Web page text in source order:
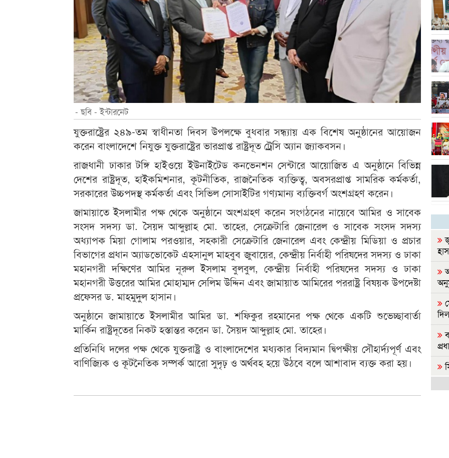
- ছবি - ইন্টারনেট
যুক্তরাষ্ট্রের ২৪৯-তম স্বাধীনতা দিবস উপলক্ষে বুধবার সন্ধ্যায় এক বিশেষ অনুষ্ঠানের আয়োজন
করেন বাংলাদেশে নিযুক্ত যুক্তরাষ্ট্রের ভারপ্রাপ্ত রাষ্ট্রদূত ট্রেসি অ্যান জ্যাকবসন।
রাজধানী ঢাকার টঙ্গি হাইওয়ে ইউনাইটেড কনভেনশন সেন্টারে আয়োজিত এ অনুষ্ঠানে বিভিন্ন
দেশের রাষ্ট্রদূত, হাইকমিশনার, কূটনীতিক, রাজনৈতিক ব্যক্তিত্ব, অবসরপ্রাপ্ত সামরিক কর্মকর্তা,
সরকারের উচ্চপদস্থ কর্মকর্তা এবং সিভিল সোসাইটির গণ্যমান্য ব্যক্তিবর্গ অংশগ্রহণ করেন।
জামায়াতে ইসলামীর পক্ষ থেকে অনুষ্ঠানে অংশগ্রহণ করেন সংগঠনের নায়েবে আমির ও সাবেক
সংসদ সদস্য ডা. সৈয়দ আব্দুল্লাহ মো. তাহের, সেক্রেটারি জেনারেল ও সাবেক সংসদ সদস্য
অধ্যাপক মিয়া গোলাম পরওয়ার, সহকারী সেক্রেটারি জেনারেল এবং কেন্দ্রীয় মিডিয়া ও প্রচার
বিভাগের প্রধান অ্যাডভোকেট এহসানুল মাহবুব জুবায়ের, কেন্দ্রীয় নির্বাহী পরিষদের সদস্য ও ঢাকা
মহানগরী দক্ষিণের আমির নূরুল ইসলাম বুলবুল, কেন্দ্রীয় নির্বাহী পরিষদের সদস্য ও ঢাকা
মহানগরী উত্তরের আমির মোহাম্মদ সেলিম উদ্দিন এবং জামায়াত আমিরের পররাষ্ট্র বিষয়ক উপদেষ্টা
প্রফেসর ড. মাহমুদুল হাসান।
অনুষ্ঠানে জামায়াতে ইসলামীর আমির ডা. শফিকুর রহমানের পক্ষ থেকে একটি শুভেচ্ছাবার্তা
মার্কিন রাষ্ট্রদূতের নিকট হস্তান্তর করেন ডা. সৈয়দ আব্দুল্লাহ মো. তাহের।
প্রতিনিধি দলের পক্ষ থেকে যুক্তরাষ্ট্র ও বাংলাদেশের মধ্যকার বিদ্যমান দ্বিপক্ষীয় সৌহার্দ্যপূর্ণ এবং
বাণিজ্যিক ও কূটনৈতিক সম্পর্ক আরো সুদৃঢ় ও অর্থবহ হয়ে উঠবে বলে আশাবাদ ব্যক্ত করা হয়।